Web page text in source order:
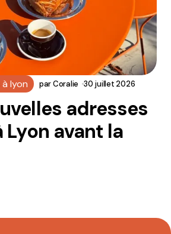
lyon parCoralie 30 juillet 2026
adresses
Lyon avant la